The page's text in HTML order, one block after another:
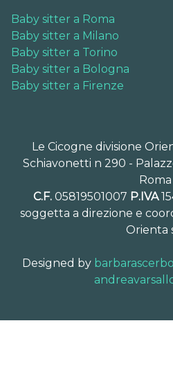
Baby sitter a Roma
Baby sitter a Milano
Baby sitter a Torino
Baby sitter a Bologna
Baby sitter a Firenze
Le Cicogne divisione
Schiavonetti n 290 -
Roma
C.F.05819501007 P.IVA
soggetta a direzione e
Orienta
Designed by